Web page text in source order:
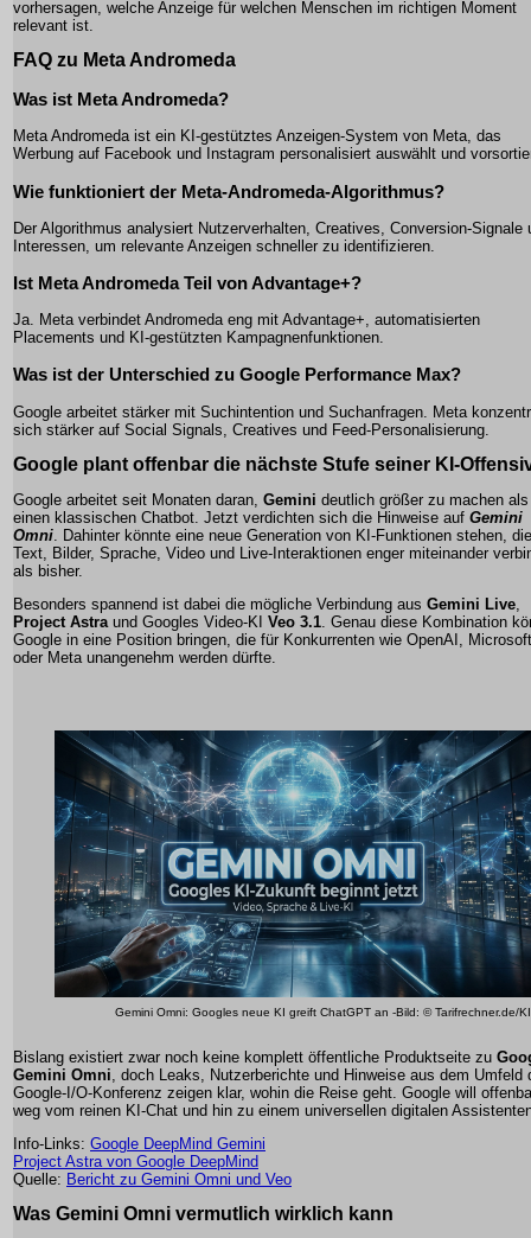
vorhersagen, welche Anzeige für welchen Menschen im richtigen Moment
relevant ist.
FAQ zu Meta Andromeda
Was ist Meta Andromeda?
Meta Andromeda ist ein KI-gestütztes Anzeigen-System von Meta, das
Werbung auf Facebook und Instagram personalisiert auswählt und
Wie funktioniert der Meta-Andromeda-Algorithmus?
Der Algorithmus analysiert Nutzerverhalten, Creatives, Conversion-Signale
Interessen, um relevante Anzeigen schneller zu identifizieren.
Ist Meta Andromeda Teil von Advantage+?
Ja. Meta verbindet Andromeda eng mit Advantage+, automatisierten
Placements und KI-gestützten Kampagnenfunktionen.
Was ist der Unterschied zu Google Performance Max?
Google arbeitet stärker mit Suchintention und Suchanfragen. Meta
sich stärker auf Social Signals, Creatives und Feed-Personalisierung.
Google plant offenbar die nächste Stufe seiner KI-
Google arbeitet seit Monaten daran, Gemini deutlich größer zu machen als
einen klassischen Chatbot. Jetzt verdichten sich die Hinweise auf Gemini
Omni . Dahinter könnte eine neue Generation von KI-Funktionen stehen, die
Text, Bilder, Sprache, Video und Live-Interaktionen enger miteinander
als bisher.
Besonders spannend ist dabei die mögliche Verbindung aus Gemini Live
Project Astra und Googles Video-KI Veo 3.1 . Genau diese Kombination
Google in eine Position bringen, die für Konkurrenten wie OpenAI, Microsoft
oder Meta unangenehm werden dürfte.
Gemini Omni: Googles neue KI greift ChatGPT an -Bild: © Tarifrechner.de/KI
Bislang existiert zwar noch keine komplett öffentliche Produktseite zu
Gemini Omni , doch Leaks, Nutzerberichte und Hinweise aus dem Umfeld
Google-I/O-Konferenz zeigen klar, wohin die Reise geht. Google will
weg vom reinen KI-Chat und hin zu einem universellen digitalen
Info-Links: Google DeepMind Gemini
Project Astra von Google DeepMind
Quelle: Bericht zu Gemini Omni und Veo
Was Gemini Omni vermutlich wirklich kann